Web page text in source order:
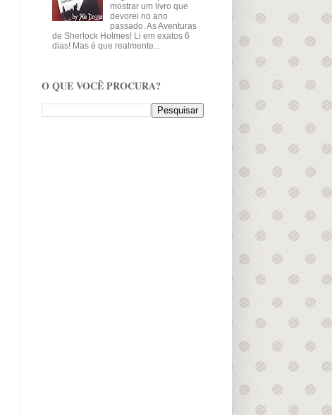
mostrar um livro que
devorei no ano
passado. As Aventuras
de Sherlock Holmes! Li em exatos 6
dias! Mas é que realmente...
O QUE VOCÊ PROCURA?